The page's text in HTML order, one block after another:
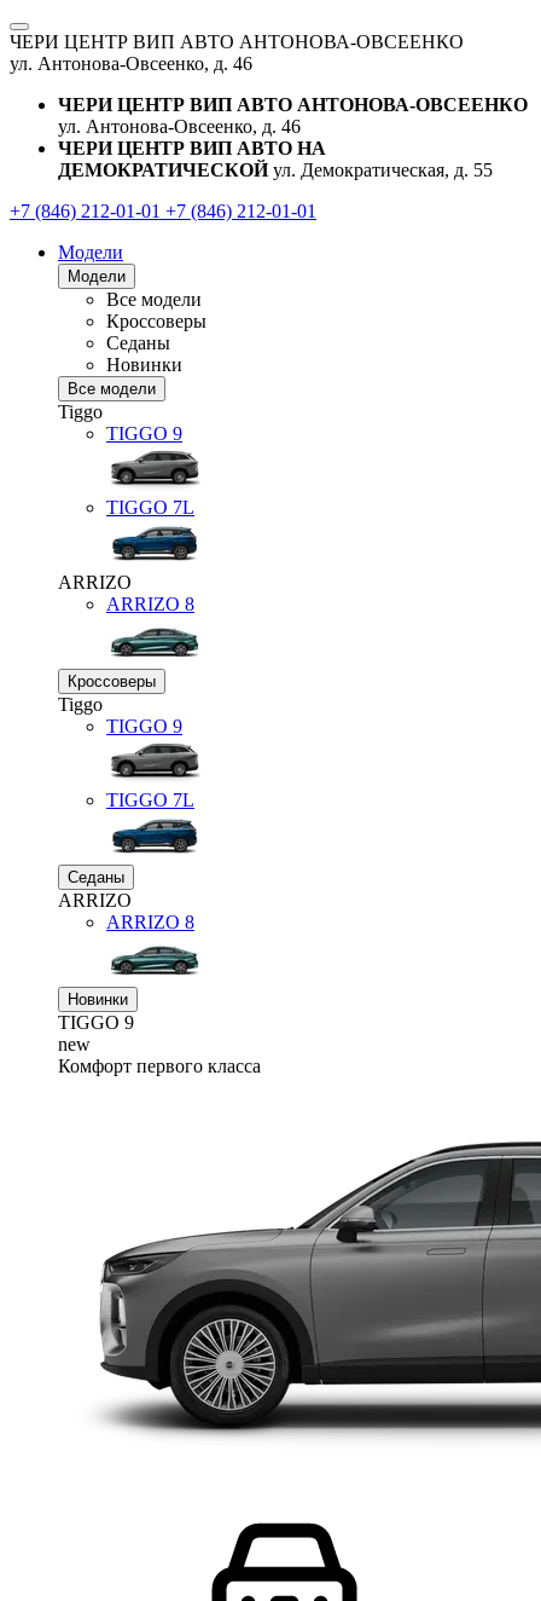
ЧЕРИ ЦЕНТР ВИП АВТО АНТОНОВА-ОВСЕЕНКО
ул. Антонова-Овсеенко, д. 46
ЧЕРИ ЦЕНТР ВИП АВТО АНТОНОВА-ОВСЕЕНКО
ул. Антонова-Овсеенко, д. 46
ЧЕРИ ЦЕНТР ВИП АВТО НА
ДЕМОКРАТИЧЕСКОЙ ул. Демократическая, д. 55
+7 (846) 212-01-01 +7 (846) 212-01-01
Модели
Модели
Все модели
Кроссоверы
Седаны
Новинки
Все модели
Tiggo
TIGGO 9
TIGGO 7L
ARRIZO
ARRIZO 8
Кроссоверы
Tiggo
TIGGO 9
TIGGO 7L
Седаны
ARRIZO
ARRIZO 8
Новинки
TIGGO 9
new
Комфорт первого класса